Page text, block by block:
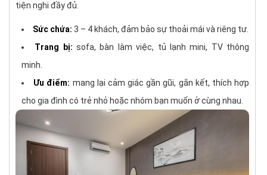
tiện nghi đầy đủ.
Sức chứa: 3 – 4 khách, đảm bảo sự thoải mái và riêng tư.
Trang bị: sofa, bàn làm việc, tủ lạnh mini, TV thông
minh.
Ưu điểm: mang lại cảm giác gần gũi, gắn kết, thích hợp
cho gia đình có trẻ nhỏ hoặc nhóm bạn muốn ở cùng nhau.